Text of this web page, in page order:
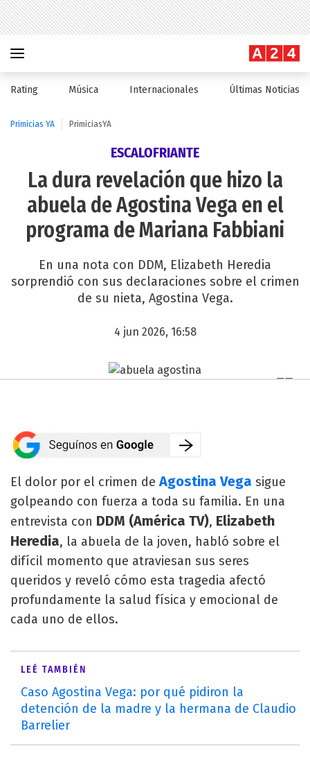
Rating Música Internacionales Últimas Noticias
Primicias YA PrimiciasYA
ESCALOFRIANTE
La dura revelación que hizo la
abuela de Agostina Vega en el
programa de Mariana Fabbiani
En una nota con DDM, Elizabeth Heredia
sorprendió con sus declaraciones sobre el crimen
de su nieta, Agostina Vega.
4 jun 2026, 16:58
El dolor por el crimen deAgostina Vega sigue
golpeando con fuerza a toda su familia. En una
entrevista con DDM (América TV), Elizabeth
Heredia, la abuela de la joven, habló sobre el
difícil momento que atraviesan sus seres
queridos y reveló cómo esta tragedia afectó
profundamente la salud física y emocional de
cada uno de ellos.
LEÉ TAMBIÉN
Caso Agostina Vega: por qué pidiron la
detención de la madre y la hermana de Claudio
Barrelier